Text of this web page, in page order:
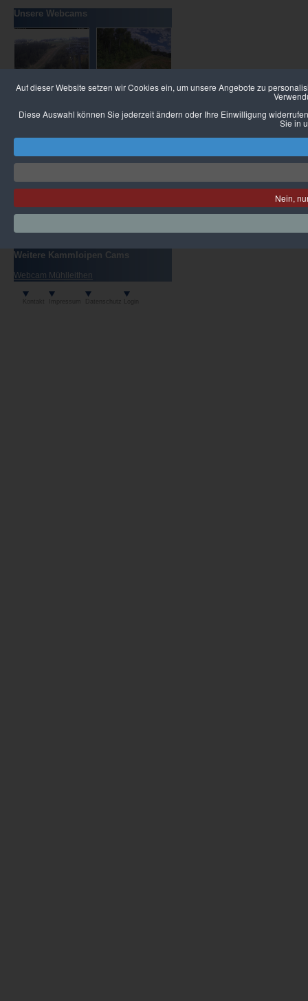
Auf dieser Website setzen wir Cookies ein, um unsere Angebote zu
Diese Auswahl können Sie jederzeit ändern oder Ihre Einwilligung
Sie in
Nein,
Unsere Webcams
Weitere Kammloipen Cams
Webcam Mühlleithen